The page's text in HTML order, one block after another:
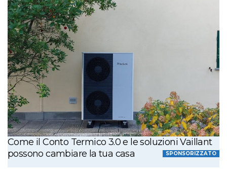
Come il Conto Termico 3.0 e le soluzioni Vaillant
possono cambiare la tua casa
SPONSORIZZATO